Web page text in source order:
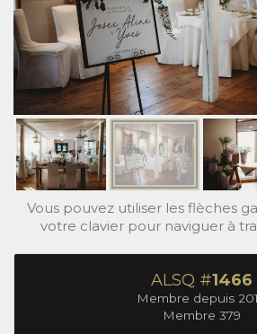
Vous pouvez utiliser les flèches
votre clavier pour naviguer à
ALSQ #1466
Membre depuis
Membre 379